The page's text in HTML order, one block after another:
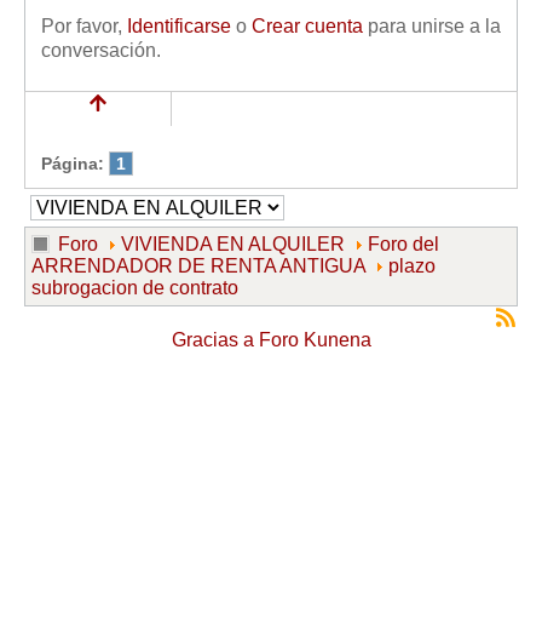
Por favor, Identificarse o Crear cuenta para unirse a la
conversación.
Página: 1
Foro VIVIENDA EN ALQUILER
Foro del
ARRENDADOR DE RENTA ANTIGUA
plazo
subrogacion de contrato
Gracias a Foro Kunena